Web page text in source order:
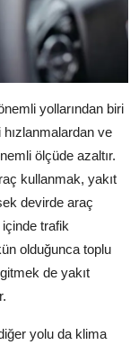
yollarından biri
ve
ölçüde azaltır.
kullanmak, yakıt
devirde araç
trafik
olduğunca toplu
de yakıt
yolu da klima